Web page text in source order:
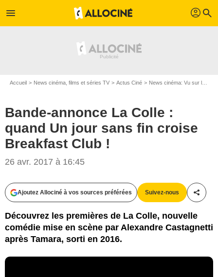
menu profil search
Accueil News cinéma, films et séries TV Actus Ciné News cinéma: Vu sur le web
Bande-annonce La Colle :
quand Un jour sans fin croise
Breakfast Club !
26 avr. 2017 à 16:45
Ajoutez Allociné à vos sources préférées Suivez-nous
Découvrez les premières de La Colle, nouvelle
comédie mise en scène par Alexandre Castagnetti
après Tamara, sorti en 2016.